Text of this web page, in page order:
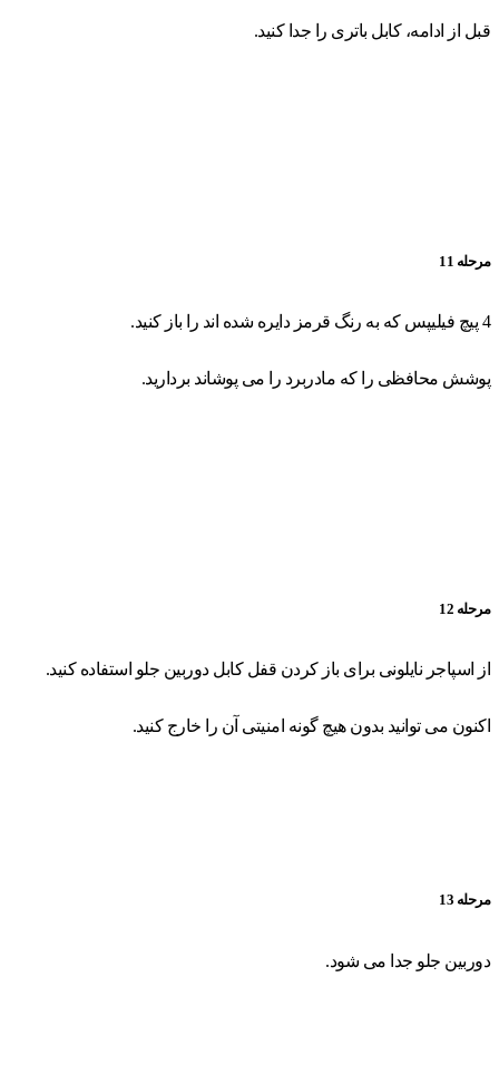
قبل از ادامه، کابل باتری را جدا کنید.
مرحله 11
4 پیچ فیلیپس که به رنگ قرمز دایره شده اند را باز کنید.
پوشش محافظی را که مادربرد را می پوشاند بردارید.
مرحله 12
از اسپاجر نایلونی برای باز کردن قفل کابل دوربین جلو استفاده کنید.
اکنون می توانید بدون هیچ گونه امنیتی آن را خارج کنید.
مرحله 13
دوربین جلو جدا می شود.